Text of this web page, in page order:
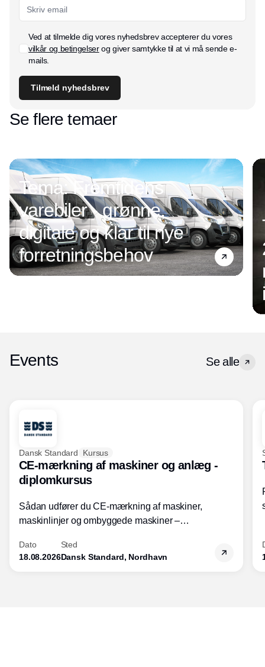
Ved at tilmelde dig vores nyhedsbrev accepterer du vores
vilkår og betingelserog giver samtykke til at vi må sende e-
mails.
Tilmeld nyhedsbrev
Se flere temaer
Tema: Fremtidens
varebiler - grønne,
digitale og klar til nye
forretningsbehov
Events Se alle
Dansk Standard Kursus
CE-mærkning af maskiner og anlæg -
diplomkursus
Sådan udfører du CE-mærkning af maskiner,
maskinlinjer og ombyggede maskiner –
Dato
18.08.2026
Sted
Dansk Standard, Nordhavn